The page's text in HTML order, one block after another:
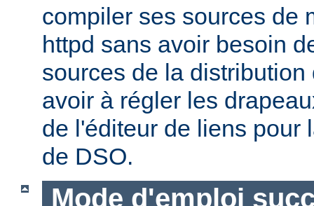
compiler ses sources de
httpd sans avoir besoin
sources de la
avoir à régler les
de l'éditeur de liens pour
de DSO.
Mode d'emploi